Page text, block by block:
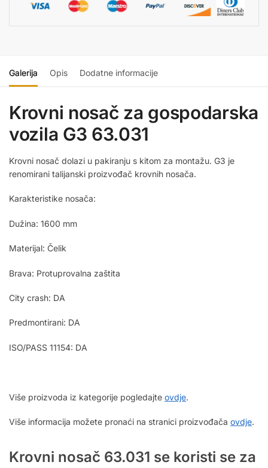
Galerija Opis Dodatne informacije
Krovni nosač za gospodarska
vozila G3 63.031
Krovni nosač dolazi u pakiranju s kitom za montažu. G3 je
renomirani talijanski proizvođač krovnih nosača.
Karakteristike nosača:
Dužina: 1600 mm
Materijal: Čelik
Brava: Protuprovalna zaštita
City crash: DA
Predmontirani: DA
ISO/PASS 11154: DA
Više proizvoda iz kategorije pogledajte ovdje.
Više informacija možete pronaći na stranici proizvođača ovdje.
Krovni nosač 63.031 se koristi se za